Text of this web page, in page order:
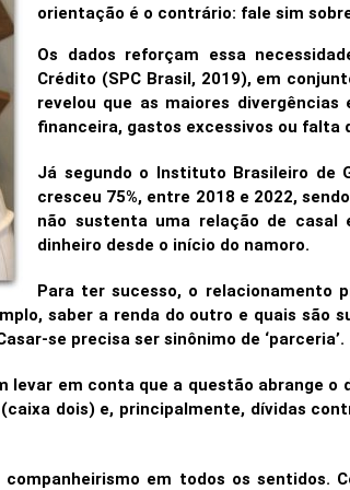
orientação é o contrário: fale sim
Os dados reforçam essa
Crédito (SPC Brasil, 2019), em
revelou que as maiores
financeira, gastos excessivos ou falta
Já segundo o Instituto Brasileiro de
cresceu 75%, entre 2018 e 2022,
não sustenta uma relação de casal
dinheiro desde o início do namoro.
Para ter sucesso, o relacionamento
saber a renda do outro e quais são
se precisa ser sinônimo de ‘parceria’.
levar em conta que a questão abrange
dois) e, principalmente, dívidas
em todos os